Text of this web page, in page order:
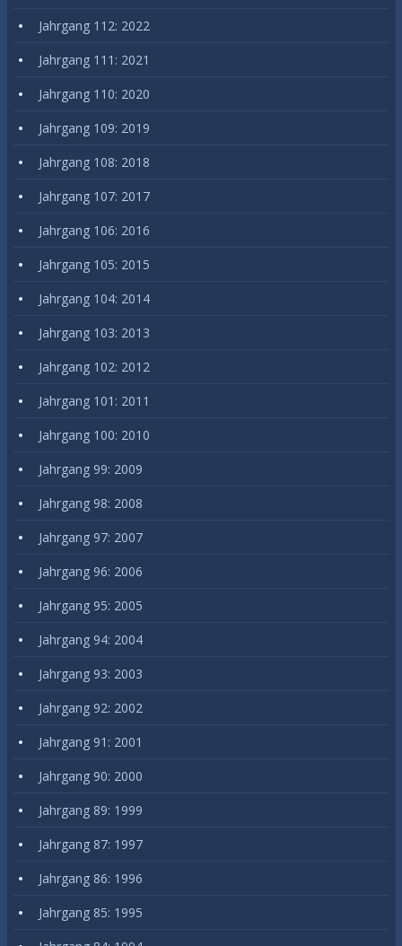
Jahrgang 112: 2022
Jahrgang 111: 2021
Jahrgang 110: 2020
Jahrgang 109: 2019
Jahrgang 108: 2018
Jahrgang 107: 2017
Jahrgang 106: 2016
Jahrgang 105: 2015
Jahrgang 104: 2014
Jahrgang 103: 2013
Jahrgang 102: 2012
Jahrgang 101: 2011
Jahrgang 100: 2010
Jahrgang 99: 2009
Jahrgang 98: 2008
Jahrgang 97: 2007
Jahrgang 96: 2006
Jahrgang 95: 2005
Jahrgang 94: 2004
Jahrgang 93: 2003
Jahrgang 92: 2002
Jahrgang 91: 2001
Jahrgang 90: 2000
Jahrgang 89: 1999
Jahrgang 87: 1997
Jahrgang 86: 1996
Jahrgang 85: 1995